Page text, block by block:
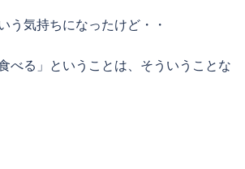
う気持ちになったけど・・
べる」ということは、そういうことな